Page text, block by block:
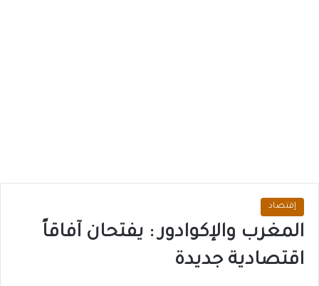
إقتصاد
المغرب والإكوادور : يفتحان آفاقاً
اقتصادية جديدة